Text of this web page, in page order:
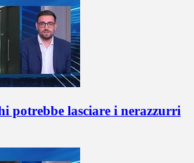
potrebbe lasciare i nerazzurri